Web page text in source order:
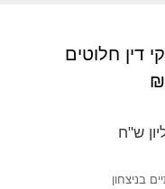
דין חלוטים
בניצחון